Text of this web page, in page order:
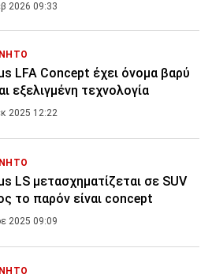
2026 09:33
LFA Concept έχει όνομα βαρύ
εξελιγμένη τεχνολογία
2025 12:22
LS μετασχηματίζεται σε SUV
το παρόν είναι concept
2025 09:09